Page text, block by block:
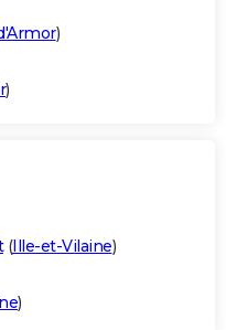
)
)
(Ille-et-Vilaine)
)